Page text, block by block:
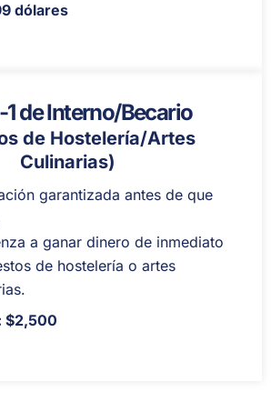
dólares
de Interno/Becario
de Hostelería/Artes
Culinarias)
garantizada antes de que
a ganar dinero de inmediato
de hostelería o artes
$2,500